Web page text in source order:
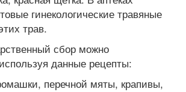
гинекологические травяные
трав.
сбор можно
данные рецепты:
перечной мяты, крапивы,